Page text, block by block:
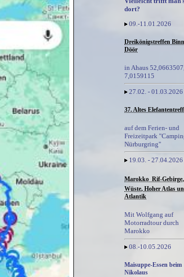
dort?
09.-11.01.2026
Dreikönigstreffen
Döör
in Ahaus 52,0663507,
7,0159115
27.02. - 01.03.2026
37. Altes
auf dem Ferien- und
Freizeitpark
Nürburgring"
19.03. - 27.04.2026
Marokko  Rif-Gebirge,
Wüste, Hoher Atlas
Atlantik
Mit Wolfgang auf
Motorradtour durch
Marokko
08.-10.05.2026
Maisuppe-Essen beim
Nikolaus